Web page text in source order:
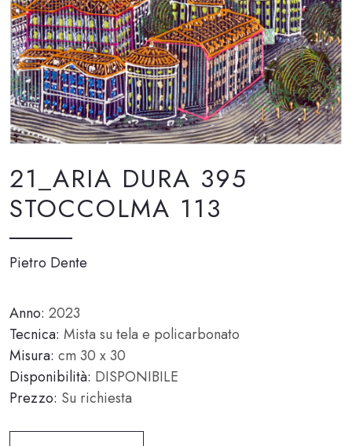
21_ARIA DURA 395
STOCCOLMA 113
Pietro Dente
Anno: 2023
Tecnica: Mista su tela e policarbonato
Misura: cm 30 x 30
Disponibilità: DISPONIBILE
Prezzo: Su richiesta